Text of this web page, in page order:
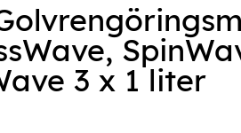
3 x 1 liter